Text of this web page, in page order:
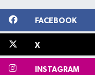
FACEBOOK
X
INSTAGRAM